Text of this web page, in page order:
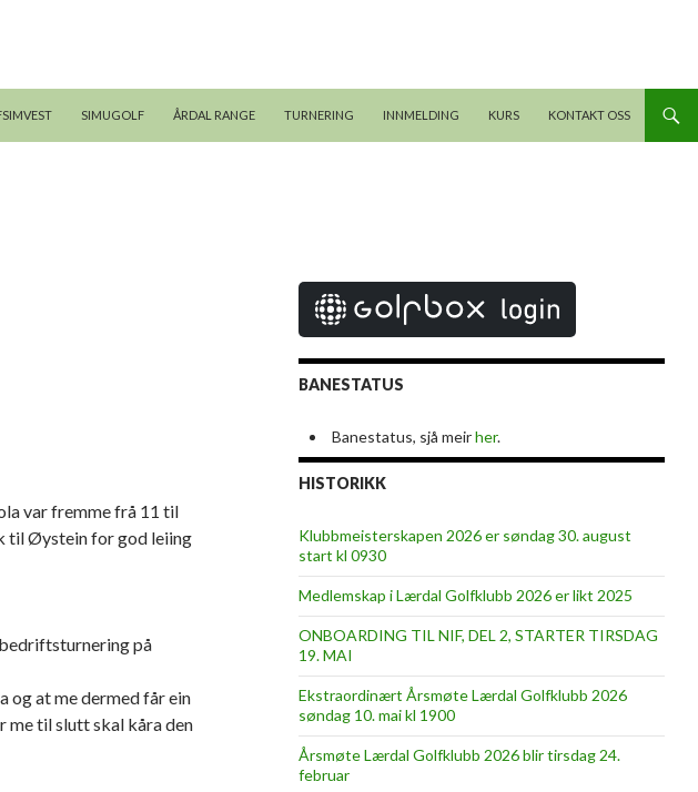
SIMUGOLF ÅRDAL RANGE TURNERING INNMELDING KURS KONTAKT OSS
var fremme frå 11 til
til Øystein for god leiing
på
og at me dermed får ein
me til slutt skal kåra den
BANESTATUS
Banestatus, sjå meirher.
HISTORIKK
Klubbmeisterskapen 2026 er søndag 30. august
start kl 0930
Medlemskap i Lærdal Golfklubb 2026 er likt 2025
ONBOARDING TIL NIF, DEL 2, STARTER TIRSDAG
19. MAI
Ekstraordinært Årsmøte Lærdal Golfklubb 2026
søndag 10. mai kl 1900
Årsmøte Lærdal Golfklubb 2026 blir tirsdag 24.
februar